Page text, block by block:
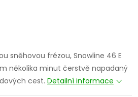
sněhovou frézou, Snowline 46 E
několika minut čerstvě napadaný
cest. Detailní informace